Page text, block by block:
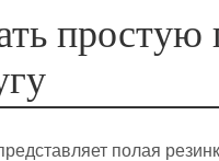
полая